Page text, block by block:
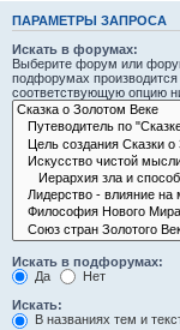
ПАРАМЕТРЫ ЗАПРОСА
Искать в форумах:
Выберите форум или
подфорумах
соответствующую опцию
Искать в подфорумах:
Да
Нет
Искать:
В названиях тем и